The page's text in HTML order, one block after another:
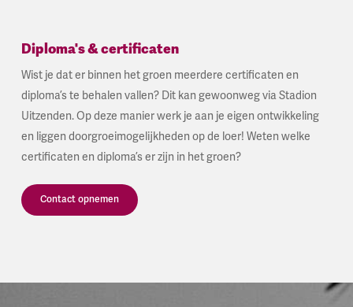
Diploma's & certificaten
Wist je dat er binnen het groen meerdere certificaten en
diploma’s te behalen vallen? Dit kan gewoonweg via Stadion
Uitzenden. Op deze manier werk je aan je eigen ontwikkeling
en liggen doorgroeimogelijkheden op de loer! Weten welke
certificaten en diploma’s er zijn in het groen?
Contact opnemen